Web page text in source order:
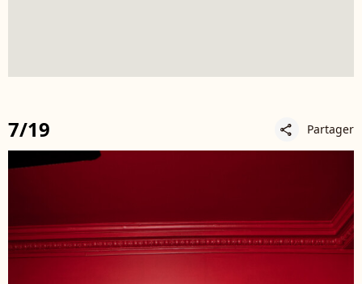
7/19 share Partager